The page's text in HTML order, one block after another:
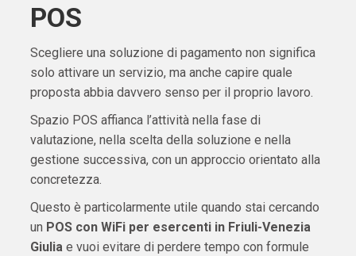
POS
Scegliere una soluzione di pagamento non significa
solo attivare un servizio, ma anche capire quale
proposta abbia davvero senso per il proprio lavoro.
Spazio POS affianca l’attività nella fase di
valutazione, nella scelta della soluzione e nella
gestione successiva, con un approccio orientato alla
concretezza.
Questo è particolarmente utile quando stai cercando
un POS con WiFi per esercenti in Friuli-Venezia
Giuliae vuoi evitare di perdere tempo con formule